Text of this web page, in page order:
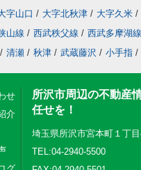
字山口 / 大字北秋津 / 大字久米 /
山線 / 西武秩父線 / 西武多摩湖線
/ 清瀬 / 秋津 / 武蔵藤沢 / 小手指 /
せ
介
所沢市周辺の不動産
任せを！
埼玉県所沢市宮本町１丁
TEL:04-2940-5500